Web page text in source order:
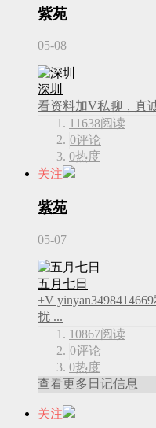
紫苑
05-08
深圳
看资料加V私聊，真
11638阅读
0评论
0热度
关注
紫苑
05-07
五月七日
+V
扰 ...
10867阅读
0评论
0热度
查看更多日记信息
关注